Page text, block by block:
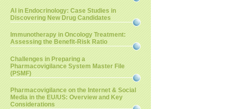
AI in Endocrinology: Case Studies in
Discovering New Drug Candidates
Immunotherapy in Oncology Treatment:
Assessing the Benefit-Risk Ratio
Challenges in Preparing a
Pharmacovigilance System Master File
(PSMF)
Pharmacovigilance on the Internet & Social
Media in the EU/US: Overview and Key
Considerations